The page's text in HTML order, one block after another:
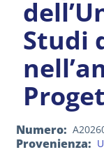
Studi
Numero
Provenienza